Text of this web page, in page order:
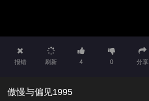
报错 刷新 4 0 分享
傲慢与偏见1995